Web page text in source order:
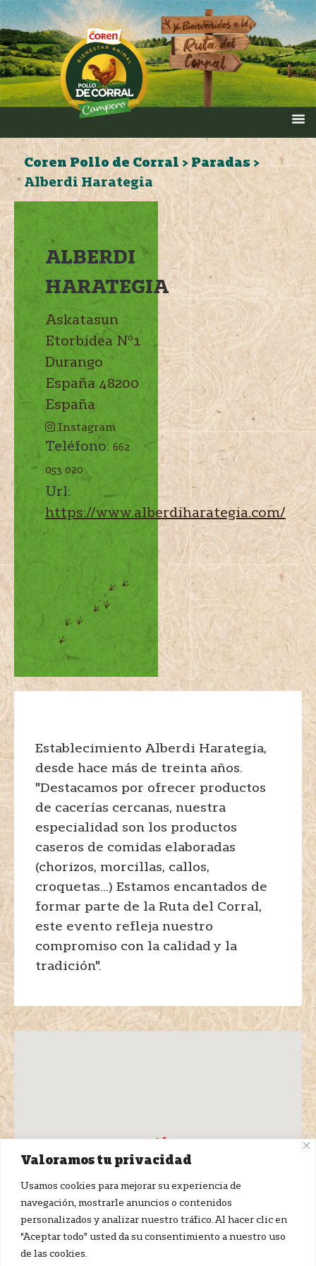
Valoramos tu privacidad
Usamos cookies para mejorar su experiencia de
navegación, mostrarle anuncios o contenidos
personalizados y analizar nuestro tráfico. Al hacer clic en
“Aceptar todo” usted da su consentimiento a nuestro uso
de las cookies.
Coren Pollo de Corral>Paradas>
Alberdi Harategia
ALBERDI
HARATEGIA
Askatasun
Etorbidea Nº1
Durango
España 48200
España
Instagram
Teléfono: 662
053 020
Url:
https://www.alberdiharategia.com/
Establecimiento Alberdi Harategia,
desde hace más de treinta años.
"Destacamos por ofrecer productos
de cacerías cercanas, nuestra
especialidad son los productos
caseros de comidas elaboradas
(chorizos, morcillas, callos,
croquetas…) Estamos encantados de
formar parte de la Ruta del Corral,
este evento refleja nuestro
compromiso con la calidad y la
tradición".